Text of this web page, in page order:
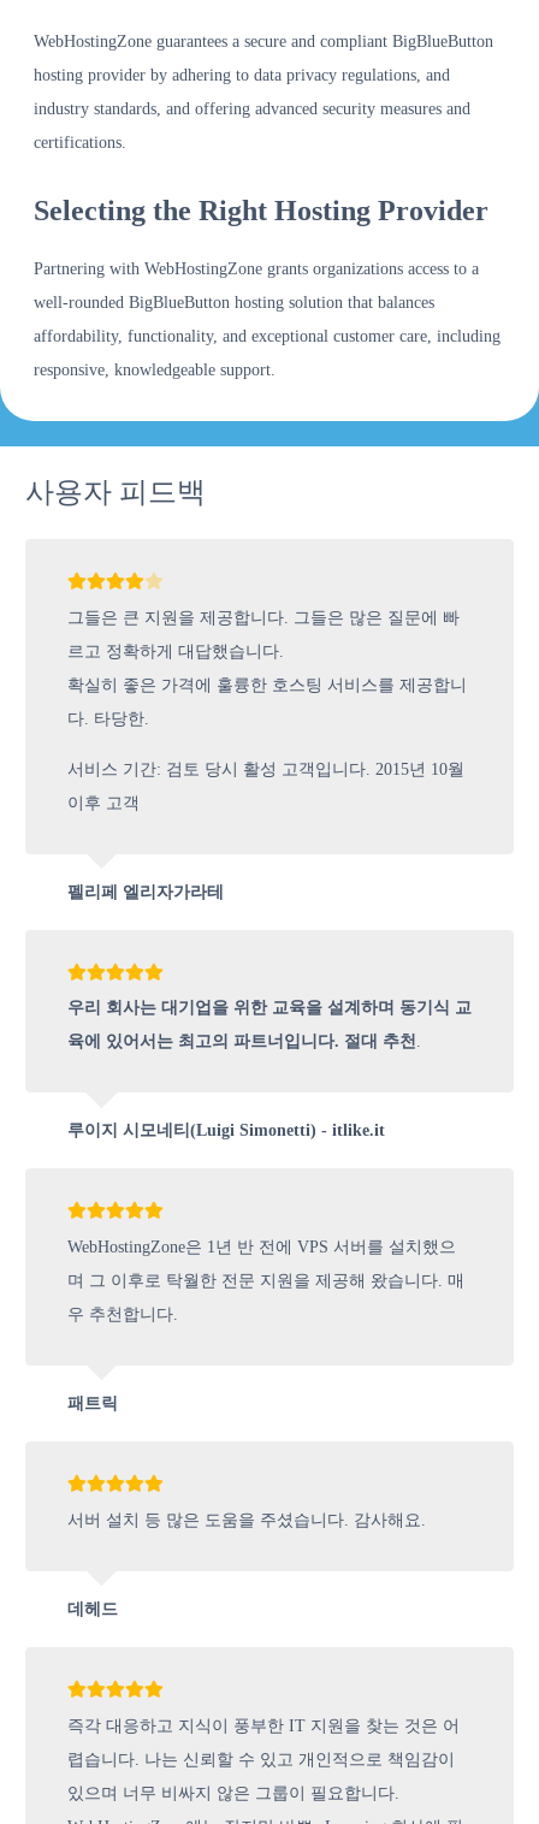
WebHostingZone guarantees a secure and compliant BigBlueButton
hosting provider by adhering to data privacy regulations, and
industry standards, and offering advanced security measures and
certifications.
Selecting the Right Hosting Provider
Partnering with WebHostingZone grants organizations access to a
well-rounded BigBlueButton hosting solution that balances
affordability, functionality, and exceptional customer care, including
responsive, knowledgeable support.
사용자 피드백
그들은 큰 지원을 제공합니다. 그들은 많은 질문에 빠
르고 정확하게 대답했습니다.
확실히 좋은 가격에 훌륭한 호스팅 서비스를 제공합니
다. 타당한.
서비스 기간: 검토 당시 활성 고객입니다. 2015년 10월
이후 고객
펠리페 엘리자가라테
우리 회사는 대기업을 위한 교육을 설계하며 동기식 교
육에 있어서는 최고의 파트너입니다. 절대 추천.
루이지 시모네티(Luigi Simonetti) - itlike.it
WebHostingZone은 1년 반 전에 VPS 서버를 설치했으
며 그 이후로 탁월한 전문 지원을 제공해 왔습니다. 매
우 추천합니다.
패트릭
서버 설치 등 많은 도움을 주셨습니다. 감사해요.
데헤드
즉각 대응하고 지식이 풍부한 IT 지원을 찾는 것은 어
렵습니다. 나는 신뢰할 수 있고 개인적으로 책임감이
있으며 너무 비싸지 않은 그룹이 필요합니다.